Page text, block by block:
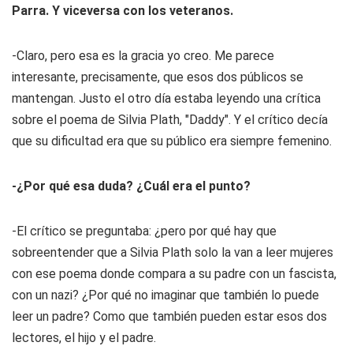
Parra. Y viceversa con los veteranos.
-Claro, pero esa es la gracia yo creo. Me parece
interesante, precisamente, que esos dos públicos se
mantengan. Justo el otro día estaba leyendo una crítica
sobre el poema de Silvia Plath, "Daddy". Y el crítico decía
que su dificultad era que su público era siempre femenino.
-¿Por qué esa duda? ¿Cuál era el punto?
-El crítico se preguntaba: ¿pero por qué hay que
sobreentender que a Silvia Plath solo la van a leer mujeres
con ese poema donde compara a su padre con un fascista,
con un nazi? ¿Por qué no imaginar que también lo puede
leer un padre? Como que también pueden estar esos dos
lectores, el hijo y el padre.